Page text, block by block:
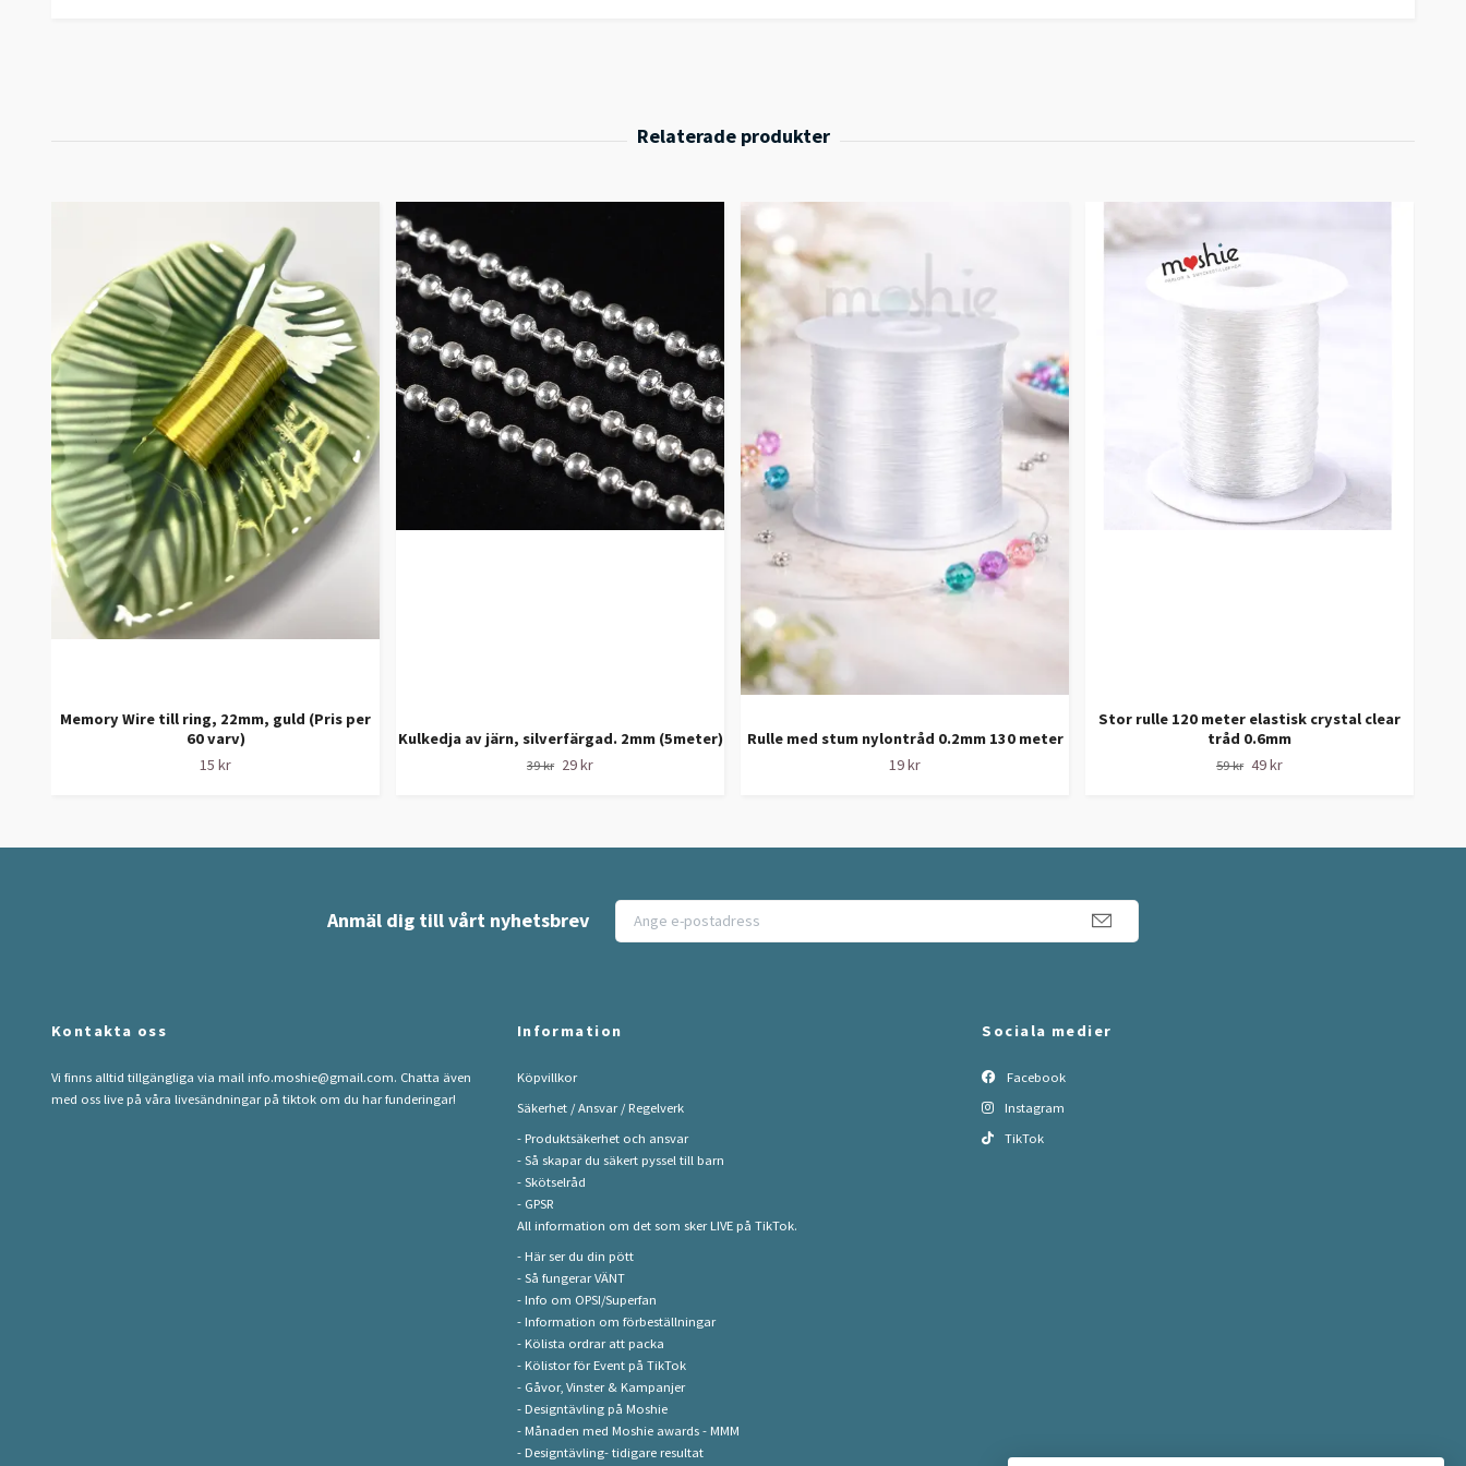
Memory Wire till ring, 22mm, guld (Pris per
60 varv)
15 kr
Kulkedja av järn, silverfärgad. 2mm (5meter)
39 kr 29 kr
Rulle med stum nylontråd 0.2mm 130 meter
19 kr
Stor rulle 120 meter elastisk crystal clear
tråd 0.6mm
59 kr 49 kr
Anmäl dig till vårt nyhetsbrev
Kontakta oss
Vi finns alltid tillgängliga via mail info.moshie@gmail.com. Chatta även
med oss live på våra livesändningar på tiktok om du har funderingar!
Information
Köpvillkor
Säkerhet / Ansvar / Regelverk
- Produktsäkerhet och ansvar
- Så skapar du säkert pyssel till barn
- Skötselråd
- GPSR
All information om det som sker LIVE på TikTok.
- Här ser du din pött
- Så fungerar VÄNT
- Info om OPSI/Superfan
- Information om förbeställningar
- Kölista ordrar att packa
- Kölistor för Event på TikTok
- Gåvor, Vinster & Kampanjer
- Designtävling på Moshie
- Månaden med Moshie awards - MMM
- Designtävling- tidigare resultat
Sociala medier
Facebook
Instagram
TikTok